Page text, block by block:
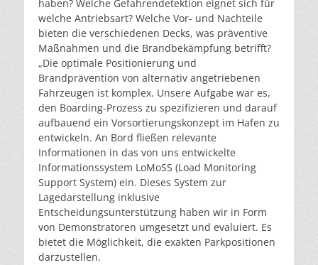
haben? Welche Gefahrendetektion eignet sich für
welche Antriebsart? Welche Vor- und Nachteile
bieten die verschiedenen Decks, was präventive
Maßnahmen und die Brandbekämpfung betrifft?
„Die optimale Positionierung und
Brandprävention von alternativ angetriebenen
Fahrzeugen ist komplex. Unsere Aufgabe war es,
den Boarding-Prozess zu spezifizieren und darauf
aufbauend ein Vorsortierungskonzept im Hafen zu
entwickeln. An Bord fließen relevante
Informationen in das von uns entwickelte
Informationssystem LoMoSS (Load Monitoring
Support System) ein. Dieses System zur
Lagedarstellung inklusive
Entscheidungsunterstützung haben wir in Form
von Demonstratoren umgesetzt und evaluiert. Es
bietet die Möglichkeit, die exakten Parkpositionen
darzustellen.